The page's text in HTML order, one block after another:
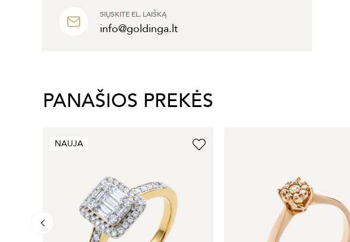
SIŲSKITE EL. LAIŠKĄ
info@goldinga.lt
PANAŠIOS PREKĖS
NAUJA